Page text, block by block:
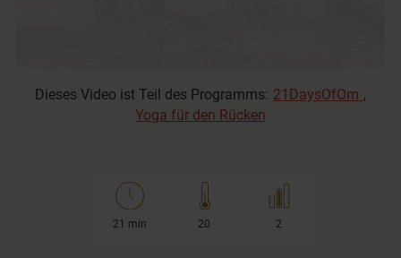
Dieses Video ist Teil des Programms: 21DaysOfOm ,
Yoga für den Rücken
21 min 20 2